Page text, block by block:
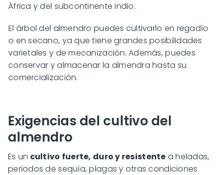
África y del subcontinente indio.
El árbol del almendro puedes cultivarlo en regadío
o en secano, ya que tiene grandes posibilidades
varietales y de mecanización. Además, puedes
conservar y almacenar la almendra hasta su
comercialización.
Exigencias del cultivo del
almendro
Es un cultivo fuerte, duro y resistente a heladas,
periodos de sequía, plagas y otras condiciones